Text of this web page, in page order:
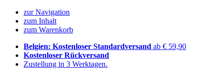
zur Navigation
zum Inhalt
zum Warenkorb
Belgien: Kostenloser Standardversand ab € 59,90
Kostenloser Rückversand
Zustellung in 3 Werktagen.